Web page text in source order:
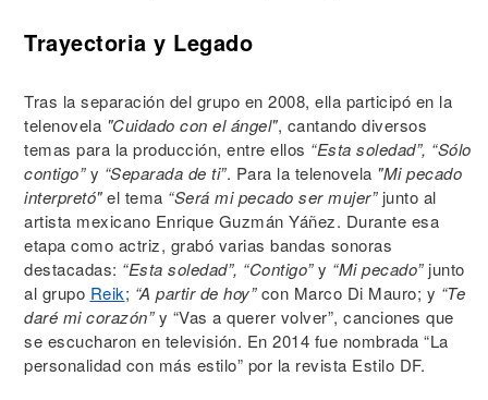
Trayectoria y Legado
Tras la separación del grupo en 2008, ella participó en la
telenovela "Cuidado con el ángel", cantando diversos
temas para la producción, entre ellos “Esta soledad”, “Sólo
contigo”y “Separada de ti”. Para la telenovela "Mi pecado
interpretó"el tema “Será mi pecado ser mujer”junto al
artista mexicano Enrique Guzmán Yáñez. Durante esa
etapa como actriz, grabó varias bandas sonoras
destacadas: “Esta soledad”, “Contigo”y “Mi pecado”junto
al grupo Reik; “A partir de hoy”con Marco Di Mauro; y “Te
daré mi corazón”y “Vas a querer volver”, canciones que
se escucharon en televisión. En 2014 fue nombrada “La
personalidad con más estilo” por la revista Estilo DF.